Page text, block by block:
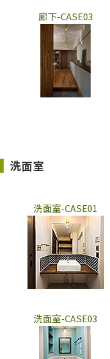
廊下-CASE03
洗面室
洗面室-CASE01
洗面室-CASE03